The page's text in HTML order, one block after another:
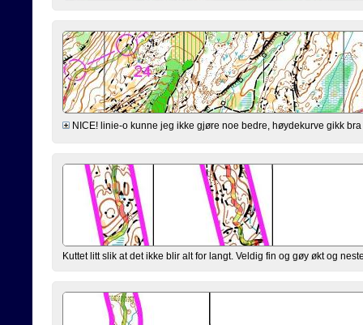
NICE! linie-o kunne jeg ikke gjøre noe bedre, høydekurve gikk
Kuttet litt slik at det ikke blir alt for langt. Veldig fin og gøy økt og